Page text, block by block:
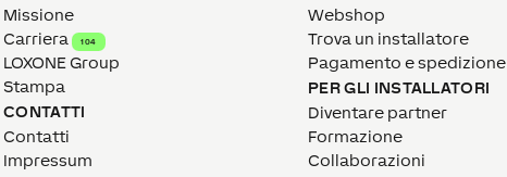
Missione
Carriera
104
LOXONE Group
Stampa
CONTATTI
Contatti
Impressum
Webshop
Trova un installatore
Pagamento e spedizione
PER GLI INSTALLATORI
Diventare partner
Formazione
Collaborazioni